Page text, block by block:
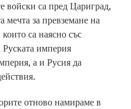
войски са пред Цариград,
мечта за превземане на
са наясно със
Руската империя
а и Русия да
отново намираме в